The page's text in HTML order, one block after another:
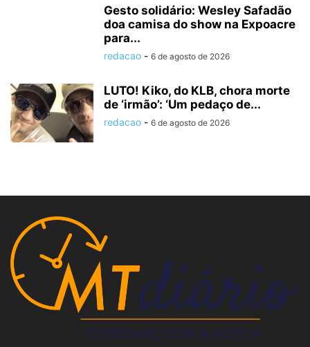
Gesto solidário: Wesley Safadão
doa camisa do show na Expoacre
para...
redacao - 6 de agosto de 2026
LUTO! Kiko, do KLB, chora morte
de ‘irmão’: ‘Um pedaço de...
redacao - 6 de agosto de 2026